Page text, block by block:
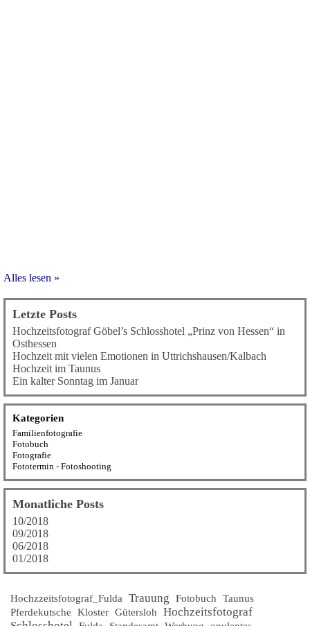
Alles lesen »
Letzte Posts
Hochzeitsfotograf Göbel’s Schlosshotel „Prinz von Hessen“ in
Osthessen
Hochzeit mit vielen Emotionen in Uttrichshausen/Kalbach
Hochzeit im Taunus
Ein kalter Sonntag im Januar
Kategorien
Familienfotografie
Fotobuch
Fotografie
Fototermin - Fotoshooting
Monatliche Posts
10/2018
09/2018
06/2018
01/2018
Hochzzeitsfotograf_Fulda Trauung Fotobuch Taunus
Pferdekutsche Kloster Gütersloh Hochzeitsfotograf